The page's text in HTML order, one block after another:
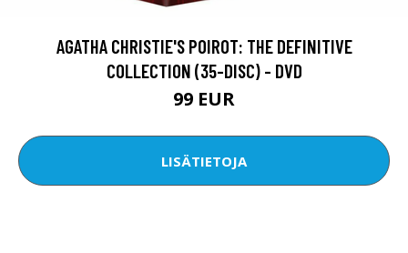
AGATHA CHRISTIE'S POIROT: THE DEFINITIVE
COLLECTION (35-DISC) - DVD
99 EUR
LISÄTIETOJA